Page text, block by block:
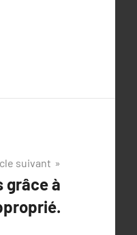
suivant
grâce à